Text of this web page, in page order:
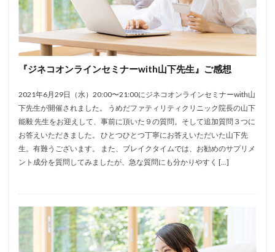
『ジネコオンラインセミナーwith山下先生』ご感想
2021年6月29日（水）20:00〜21:00にジネコオンラインセミナーwith山
下先生が開催されました。 うめだファティリティクリニック院長の山下
能毅 先生をお迎えして、事前に頂いた９の質問。そして追加質問３つに
お答えいただきました。 ひとつひとつ丁寧にお答えいただいた山下先
生。有難うございます。 また、ブレイクタイムでは、お勧めのサプリメ
ント成分を質問してみましたが、急な質問にも分かりやすく […]